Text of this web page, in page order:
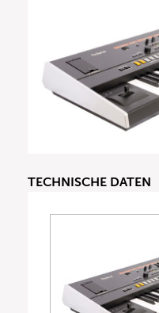
TECHNISCHE DATEN